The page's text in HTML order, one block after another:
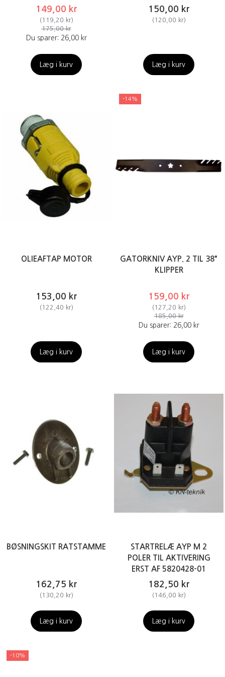
149,00 kr
( 119,20 kr)
175,00 kr
Du sparer: 26,00 kr
Læg i kurv
150,00 kr
( 120,00 kr)
Læg i kurv
OLIEAFTAP MOTOR
153,00 kr
( 122,40 kr)
Læg i kurv
-14%
GATORKNIV AYP. 2 TIL 38"
KLIPPER
159,00 kr
( 127,20 kr)
185,00 kr
Du sparer: 26,00 kr
Læg i kurv
BØSNINGSKIT RATSTAMME
162,75 kr
(130,20 kr)
Læg i kurv
STARTRELÆ AYP M 2
POLER TIL AKTIVERING
ERST AF 5820428-01
182,50 kr
(146,00 kr)
Læg i kurv
-10%